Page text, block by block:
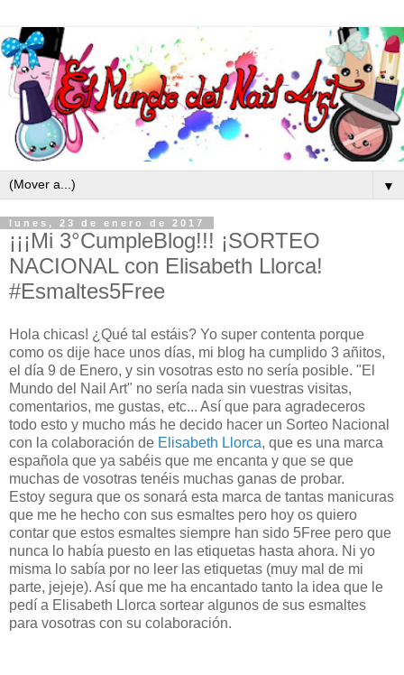
▼
lunes, 23 de enero de 2017
¡¡¡Mi 3°CumpleBlog!!! ¡SORTEO
NACIONAL con Elisabeth Llorca!
#Esmaltes5Free
Hola chicas! ¿Qué tal estáis? Yo super contenta porque
como os dije hace unos días, mi blog ha cumplido 3 añitos,
el día 9 de Enero, y sin vosotras esto no sería posible. "El
Mundo del Nail Art" no sería nada sin vuestras visitas,
comentarios, me gustas, etc... Así que para agradeceros
todo esto y mucho más he decido hacer un Sorteo Nacional
con la colaboración de Elisabeth Llorca, que es una marca
española que ya sabéis que me encanta y que se que
muchas de vosotras tenéis muchas ganas de probar.
Estoy segura que os sonará esta marca de tantas manicuras
que me he hecho con sus esmaltes pero hoy os quiero
contar que estos esmaltes siempre han sido 5Free pero que
nunca lo había puesto en las etiquetas hasta ahora. Ni yo
misma lo sabía por no leer las etiquetas (muy mal de mi
parte, jejeje). Así que me ha encantado tanto la idea que le
pedí a Elisabeth Llorca sortear algunos de sus esmaltes
para vosotras con su colaboración.